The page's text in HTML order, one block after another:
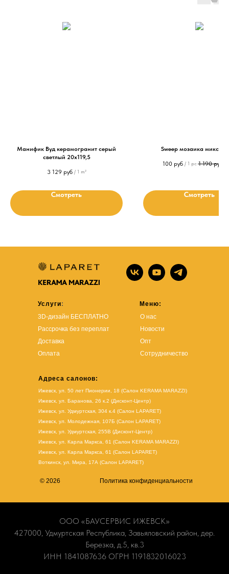
Манифик Вуд керамогранит серый
светлый 20x119,5
3 129 руб / 1 m²
Смотреть
Sweep мозаика микс
100 руб / 1 pc 1 190 руб
Смотреть
Услуги:
3D-дизайн БЕСПЛАТНО
Рассрочка без переплат
Доставка
Оплата
Меню:
О нас
Новости
Опт
Сотрудничество
Адреса салонов:
Ижевск, ул. 50 лет Пионерии, 18 (Салон KERAMA MARAZZI)
Ижевск, ул. Баранова, 26 к.2 (Дисконт-Центр)
Ижевск, ул. Удмуртская, 304 к.4 (Салон LAPARET)
Ижевск, ул. Молодежная, 107Б (Салон LAPARET)
Ижевск, ул. Удмуртская, 255В (Дисконт-Центр)
Ижевск, ул. Карла Маркса, 61 (Салон KERAMA MARAZZI)
Ижевск, ул. Карла Маркса, 61 (Салон LAPARET)
Воткинск, ул. Мира, 17А (Салон LAPARET)
© 2026 Политика конфиденциальности
ООО «БАУСЕРВИС ИЖЕВСК»
427000, Удмуртская Республика, Завьяловский район, дер.
Березка, д.5, кв.3
ИНН 1841087636 ОГРН 1191832016023